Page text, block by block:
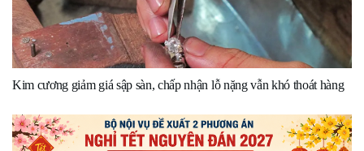
Kim cương giảm giá sập sàn, chấp nhận lỗ nặng vẫn khó thoát hàng